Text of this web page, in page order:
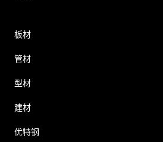
板材
管材
型材
建材
优特钢